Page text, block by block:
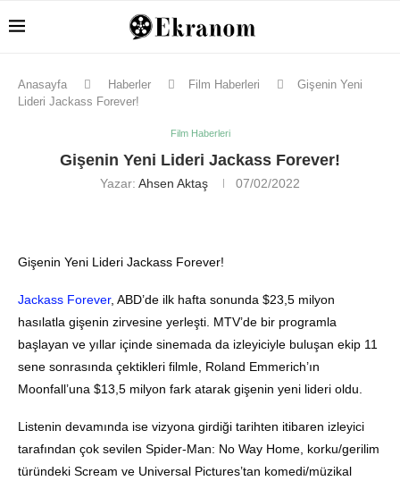
Anasayfa Haberler Film Haberleri
Gişenin Yeni
Lideri Jackass Forever!
Film Haberleri
Gişenin Yeni Lideri Jackass Forever!
Yazar: Ahsen Aktaş 07/02/2022
Gişenin Yeni Lideri Jackass Forever!
Jackass Forever, ABD’de ilk hafta sonunda $23,5 milyon
hasılatla gişenin zirvesine yerleşti. MTV’de bir programla
başlayan ve yıllar içinde sinemada da izleyiciyle buluşan ekip 11
sene sonrasında çektikleri filmle, Roland Emmerich’ın
Moonfall’una $13,5 milyon fark atarak gişenin yeni lideri oldu.
Listenin devamında ise vizyona girdiği tarihten itibaren izleyici
tarafından çok sevilen Spider-Man: No Way Home, korku/gerilim
türündeki Scream ve Universal Pictures’tan komedi/müzikal